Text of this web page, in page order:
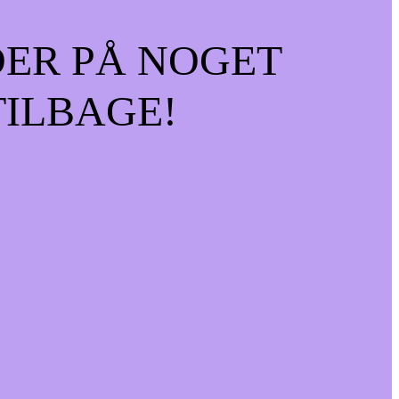
PÅ NOGET